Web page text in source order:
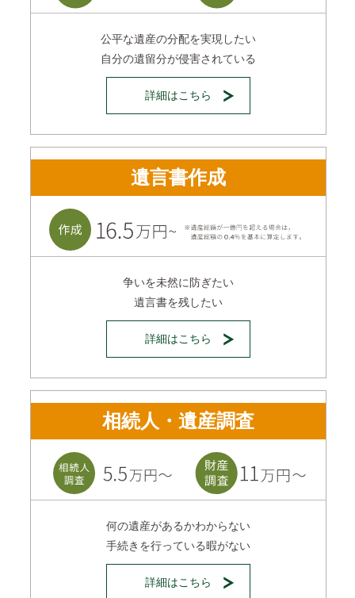
公平な遺産の分配を実現したい
自分の遺留分が侵害されている
詳細はこちら
遺言書作成
争いを未然に防ぎたい
遺言書を残したい
詳細はこちら
相続人・遺産調査
何の遺産があるかわからない
手続きを行っている暇がない
詳細はこちら